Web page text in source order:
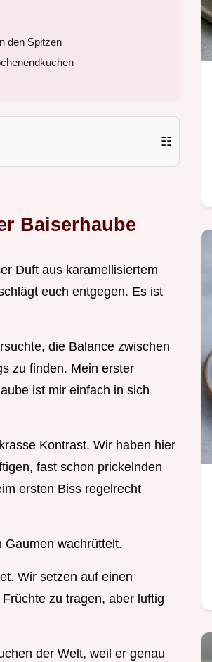
den Spitzen
☷
Baiserhaube
Duft aus karamellisiertem
euch entgegen. Es ist
die Balance zwischen
zu finden. Mein erster
ist mir einfach in sich
Kontrast. Wir haben hier
fast schon prickelnden
ersten Biss regelrecht
Gaumen wachrüttelt.
Wir setzen auf einen
zu tragen, aber luftig
der Welt, weil er genau